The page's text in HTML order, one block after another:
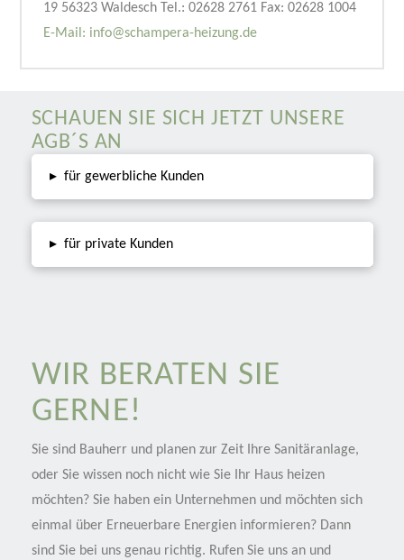
19 56323 Waldesch Tel.: 02628 2761 Fax: 02628 1004
E-Mail: info@schampera-heizung.de
SCHAUEN SIE SICH JETZT UNSERE
AGB´S AN
▸ für gewerbliche Kunden
▸ für private Kunden
WIR BERATEN SIE
GERNE!
Sie sind Bauherr und planen zur Zeit Ihre Sanitäranlage,
oder Sie wissen noch nicht wie Sie Ihr Haus heizen
möchten? Sie haben ein Unternehmen und möchten sich
einmal über Erneuerbare Energien informieren? Dann
sind Sie bei uns genau richtig. Rufen Sie uns an und